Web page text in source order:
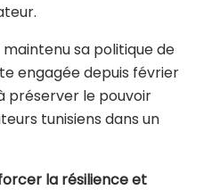
sa politique de
engagée depuis février
préserver le pouvoir
tunisiens dans un
la résilience et